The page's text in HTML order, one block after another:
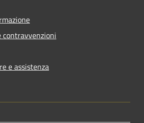
e assistenza